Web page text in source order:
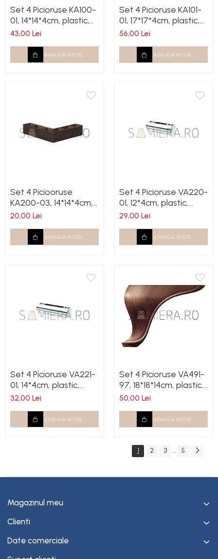
Set 4 Picioruse KA100-
01, 14*14*4cm, plastic,
crom
43,00 Lei
ADAUGA IN COS
Set 4 Picioruse KA101-
01, 17*17*4cm, plastic,
crom
56,00 Lei
ADAUGA IN COS
Set 4 Piciooruse
KA200-03, 14*14*4cm,
plastic, venghe
20,00 Lei
ADAUGA IN COS
Set 4 Picioruse VA220-
01, 12*4cm, plastic,
crom
29,00 Lei
ADAUGA IN COS
Set 4 Picioruse VA221-
01, 14*4cm, plastic,
crom
32,00 Lei
ADAUGA IN COS
Set 4 Picioruse VA491-
97, 18*18*14cm, plastic,
nuc mat
50,00 Lei
ADAUGA IN COS
1 2 3 ... 5
Magazinul meu
Clienti
Date comerciale